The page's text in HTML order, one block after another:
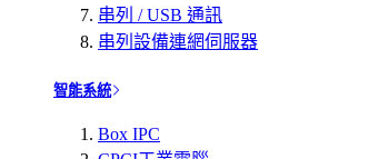
串列 / USB 通訊
串列設備連網伺服器
智能系統
Box IPC